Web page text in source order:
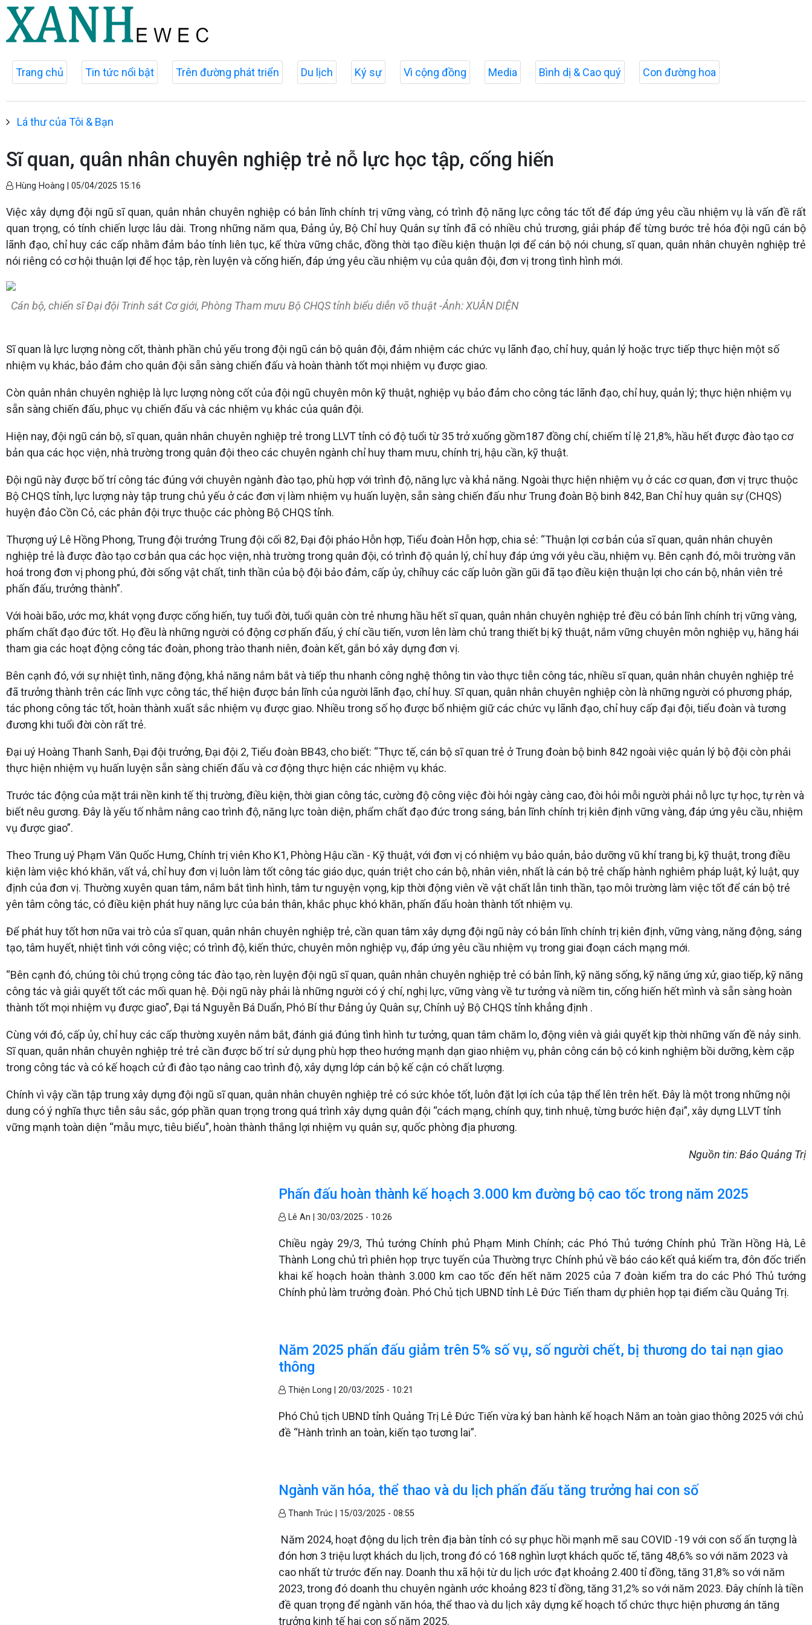
Trang chủ Tin tức nổi bật Trên đường phát triển Du lịch Ký sự Vì cộng đồng Media Bình dị & Cao quý Con đường hoa
Lá thư của Tôi & Bạn
Sĩ quan, quân nhân chuyên nghiệp trẻ nỗ lực học tập, cống hiến
Hùng Hoàng | 05/04/2025 15:16
Việc xây dựng đội ngũ sĩ quan, quân nhân chuyên nghiệp có bản lĩnh chính trị vững vàng, có trình độ năng lực công tác tốt để đáp ứng yêu cầu nhiệm vụ là vấn đề rất
quan trọng, có tính chiến lược lâu dài. Trong những năm qua, Đảng ủy, Bộ Chỉ huy Quân sự tỉnh đã có nhiều chủ trương, giải pháp để từng bước trẻ hóa đội ngũ cán bộ
lãnh đạo, chỉ huy các cấp nhằm đảm bảo tính liên tục, kế thừa vững chắc, đồng thời tạo điều kiện thuận lợi để cán bộ nói chung, sĩ quan, quân nhân chuyên nghiệp trẻ
nói riêng có cơ hội thuận lợi để học tập, rèn luyện và cống hiến, đáp ứng yêu cầu nhiệm vụ của quân đội, đơn vị trong tình hình mới.
Cán bộ, chiến sĩ Đại đội Trinh sát Cơ giới, Phòng Tham mưu Bộ CHQS tỉnh biểu diễn võ thuật -Ảnh: XUÂN DIỆN
Sĩ quan là lực lượng nòng cốt, thành phần chủ yếu trong đội ngũ cán bộ quân đội, đảm nhiệm các chức vụ lãnh đạo, chỉ huy, quản lý hoặc trực tiếp thực hiện một số
nhiệm vụ khác, bảo đảm cho quân đội sẵn sàng chiến đấu và hoàn thành tốt mọi nhiệm vụ được giao.
Còn quân nhân chuyên nghiệp là lực lượng nòng cốt của đội ngũ chuyên môn kỹ thuật, nghiệp vụ bảo đảm cho công tác lãnh đạo, chỉ huy, quản lý; thực hiện nhiệm vụ
sẵn sàng chiến đấu, phục vụ chiến đấu và các nhiệm vụ khác của quân đội.
Hiện nay, đội ngũ cán bộ, sĩ quan, quân nhân chuyên nghiệp trẻ trong LLVT tỉnh có độ tuổi từ 35 trở xuống gồm187 đồng chí, chiếm tỉ lệ 21,8%, hầu hết được đào tạo cơ
bản qua các học viện, nhà trường trong quân đội theo các chuyên ngành chỉ huy tham mưu, chính trị, hậu cần, kỹ thuật.
Đội ngũ này được bố trí công tác đúng với chuyên ngành đào tạo, phù hợp với trình độ, năng lực và khả năng. Ngoài thực hiện nhiệm vụ ở các cơ quan, đơn vị trực thuộc
Bộ CHQS tỉnh, lực lượng này tập trung chủ yếu ở các đơn vị làm nhiệm vụ huấn luyện, sẵn sàng chiến đấu như Trung đoàn Bộ binh 842, Ban Chỉ huy quân sự (CHQS)
huyện đảo Cồn Cỏ, các phân đội trực thuộc các phòng Bộ CHQS tỉnh.
Thượng uý Lê Hồng Phong, Trung đội trưởng Trung đội cối 82, Đại đội pháo Hỗn hợp, Tiểu đoàn Hỗn hợp, chia sẻ: “Thuận lợi cơ bản của sĩ quan, quân nhân chuyên
nghiệp trẻ là được đào tạo cơ bản qua các học viện, nhà trường trong quân đội, có trình độ quản lý, chỉ huy đáp ứng với yêu cầu, nhiệm vụ. Bên cạnh đó, môi trường văn
hoá trong đơn vị phong phú, đời sống vật chất, tinh thần của bộ đội bảo đảm, cấp ủy, chỉhuy các cấp luôn gần gũi đã tạo điều kiện thuận lợi cho cán bộ, nhân viên trẻ
phấn đấu, trưởng thành”.
Với hoài bão, ước mơ, khát vọng được cống hiến, tuy tuổi đời, tuổi quân còn trẻ nhưng hầu hết sĩ quan, quân nhân chuyên nghiệp trẻ đều có bản lĩnh chính trị vững vàng,
phẩm chất đạo đức tốt. Họ đều là những người có động cơ phấn đấu, ý chí cầu tiến, vươn lên làm chủ trang thiết bị kỹ thuật, nắm vững chuyên môn nghiệp vụ, hăng hái
tham gia các hoạt động công tác đoàn, phong trào thanh niên, đoàn kết, gắn bó xây dựng đơn vị.
Bên cạnh đó, với sự nhiệt tình, năng động, khả năng nắm bắt và tiếp thu nhanh công nghệ thông tin vào thực tiễn công tác, nhiều sĩ quan, quân nhân chuyên nghiệp trẻ
đã trưởng thành trên các lĩnh vực công tác, thể hiện được bản lĩnh của người lãnh đạo, chỉ huy. Sĩ quan, quân nhân chuyên nghiệp còn là những người có phương pháp,
tác phong công tác tốt, hoàn thành xuất sắc nhiệm vụ được giao. Nhiều trong số họ được bổ nhiệm giữ các chức vụ lãnh đạo, chỉ huy cấp đại đội, tiểu đoàn và tương
đương khi tuổi đời còn rất trẻ.
Đại uý Hoàng Thanh Sanh, Đại đội trưởng, Đại đội 2, Tiểu đoàn BB43, cho biết: “Thực tế, cán bộ sĩ quan trẻ ở Trung đoàn bộ binh 842 ngoài việc quản lý bộ đội còn phải
thực hiện nhiệm vụ huấn luyện sẵn sàng chiến đấu và cơ động thực hiện các nhiệm vụ khác.
Trước tác động của mặt trái nền kinh tế thị trường, điều kiện, thời gian công tác, cường độ công việc đòi hỏi ngày càng cao, đòi hỏi mỗi người phải nỗ lực tự học, tự rèn và
biết nêu gương. Đây là yếu tố nhằm nâng cao trình độ, năng lực toàn diện, phẩm chất đạo đức trong sáng, bản lĩnh chính trị kiên định vững vàng, đáp ứng yêu cầu, nhiệm
vụ được giao”.
Theo Trung uý Phạm Văn Quốc Hưng, Chính trị viên Kho K1, Phòng Hậu cần - Kỹ thuật, với đơn vị có nhiệm vụ bảo quản, bảo dưỡng vũ khí trang bị, kỹ thuật, trong điều
kiện làm việc khó khăn, vất vả, chỉ huy đơn vị luôn làm tốt công tác giáo dục, quán triệt cho cán bộ, nhân viên, nhất là cán bộ trẻ chấp hành nghiêm pháp luật, kỷ luật, quy
định của đơn vị. Thường xuyên quan tâm, nắm bắt tình hình, tâm tư nguyện vọng, kịp thời động viên về vật chất lẫn tinh thần, tạo môi trường làm việc tốt để cán bộ trẻ
yên tâm công tác, có điều kiện phát huy năng lực của bản thân, khắc phục khó khăn, phấn đấu hoàn thành tốt nhiệm vụ.
Để phát huy tốt hơn nữa vai trò của sĩ quan, quân nhân chuyên nghiệp trẻ, cần quan tâm xây dựng đội ngũ này có bản lĩnh chính trị kiên định, vững vàng, năng động, sáng
tạo, tâm huyết, nhiệt tình với công việc; có trình độ, kiến thức, chuyên môn nghiệp vụ, đáp ứng yêu cầu nhiệm vụ trong giai đoạn cách mạng mới.
“Bên cạnh đó, chúng tôi chú trọng công tác đào tạo, rèn luyện đội ngũ sĩ quan, quân nhân chuyên nghiệp trẻ có bản lĩnh, kỹ năng sống, kỹ năng ứng xử, giao tiếp, kỹ năng
công tác và giải quyết tốt các mối quan hệ. Đội ngũ này phải là những người có ý chí, nghị lực, vững vàng về tư tưởng và niềm tin, cống hiến hết mình và sẵn sàng hoàn
thành tốt mọi nhiệm vụ được giao”, Đại tá Nguyễn Bá Duẩn, Phó Bí thư Đảng ủy Quân sự, Chính uỷ Bộ CHQS tỉnh khẳng định .
Cùng với đó, cấp ủy, chỉ huy các cấp thường xuyên nắm bắt, đánh giá đúng tình hình tư tưởng, quan tâm chăm lo, động viên và giải quyết kịp thời những vấn đề nảy sinh.
Sĩ quan, quân nhân chuyên nghiệp trẻ trẻ cần được bố trí sử dụng phù hợp theo hướng mạnh dạn giao nhiệm vụ, phân công cán bộ có kinh nghiệm bồi dưỡng, kèm cặp
trong công tác và có kế hoạch cử đi đào tạo nâng cao trình độ, xây dựng lớp cán bộ kế cận có chất lượng.
Chính vì vậy cần tập trung xây dựng đội ngũ sĩ quan, quân nhân chuyên nghiệp trẻ có sức khỏe tốt, luôn đặt lợi ích của tập thể lên trên hết. Đây là một trong những nội
dung có ý nghĩa thực tiễn sâu sắc, góp phần quan trọng trong quá trình xây dựng quân đội “cách mạng, chính quy, tinh nhuệ, từng bước hiện đại”, xây dựng LLVT tỉnh
vững mạnh toàn diện “mẫu mực, tiêu biểu”, hoàn thành thắng lợi nhiệm vụ quân sự, quốc phòng địa phương.
Nguồn tin: Báo Quảng Trị
Phấn đấu hoàn thành kế hoạch 3.000 km đường bộ cao tốc trong năm 2025
Lê An |30/03/2025 - 10:26
Chiều ngày 29/3, Thủ tướng Chính phủ Phạm Minh Chính; các Phó Thủ tướng Chính phủ Trần Hồng Hà, Lê
Thành Long chủ trì phiên họp trực tuyến của Thường trực Chính phủ về báo cáo kết quả kiểm tra, đôn đốc triển
khai kế hoạch hoàn thành 3.000 km cao tốc đến hết năm 2025 của 7 đoàn kiểm tra do các Phó Thủ tướng
Chính phủ làm trưởng đoàn. Phó Chủ tịch UBND tỉnh Lê Đức Tiến tham dự phiên họp tại điểm cầu Quảng Trị.
Năm 2025 phấn đấu giảm trên 5% số vụ, số người chết, bị thương do tai nạn giao
thông
Thiện Long |20/03/2025 - 10:21
Phó Chủ tịch UBND tỉnh Quảng Trị Lê Đức Tiến vừa ký ban hành kế hoạch Năm an toàn giao thông 2025 với chủ
đề “Hành trình an toàn, kiến tạo tương lai”.
Ngành văn hóa, thể thao và du lịch phấn đấu tăng trưởng hai con số
Thanh Trúc | 15/03/2025 - 08:55
Năm 2024, hoạt động du lịch trên địa bàn tỉnh có sự phục hồi mạnh mẽ sau COVID -19 với con số ấn tượng là
đón hơn 3 triệu lượt khách du lịch, trong đó có 168 nghìn lượt khách quốc tế, tăng 48,6% so với năm 2023 và
cao nhất từ trước đến nay. Doanh thu xã hội từ du lịch ước đạt khoảng 2.400 tỉ đồng, tăng 31,8% so với năm
2023, trong đó doanh thu chuyên ngành ước khoảng 823 tỉ đồng, tăng 31,2% so với năm 2023. Đây chính là tiền
đề quan trọng để ngành văn hóa, thể thao và du lịch xây dựng kế hoạch tổ chức thực hiện phương án tăng
trưởng kinh tế hai con số năm 2025.